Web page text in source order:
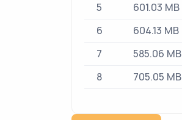
5
601.03 MB
6
604.13 MB
7
585.06 MB
8
705.05 MB